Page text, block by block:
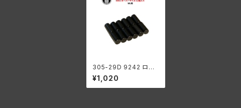
305-29D 9242 ロー
ラー 右側 コンロッド用
+0002 オーバーサイズ
12個入り ハーレーダビ
¥1,020